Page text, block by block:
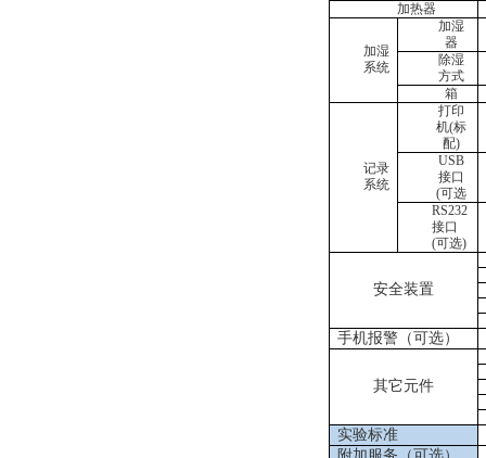
加热器
加湿
系统
加湿
器
除湿
方式
箱
记录
系统
打印
机(标
配)
USB
接口
(可选
RS232
接口
(可选)
安全装置
手机报警（可选）
其它元件
实验标准